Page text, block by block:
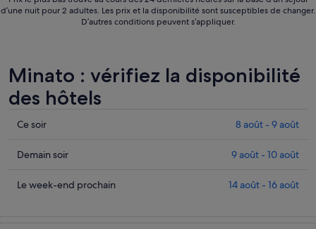
d’une nuit pour 2 adultes. Les prix et la disponibilité sont susceptibles de changer.
D’autres conditions peuvent s’appliquer.
Minato : vérifiez la disponibilité
des hôtels
Consulter
prix
Minato
Ce soir 8 août - 9 août
Consulter
prix
Demain soir 9 août - 10 août
Consulter
Le week-end prochain 14 août - 16 août